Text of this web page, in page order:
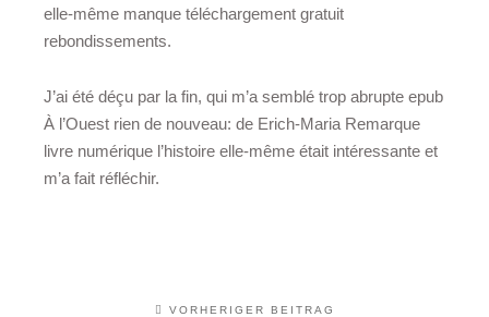
elle-même manque téléchargement gratuit
rebondissements.
J’ai été déçu par la fin, qui m’a semblé trop abrupte epub
À l’Ouest rien de nouveau: de Erich-Maria Remarque
livre numérique l’histoire elle-même était intéressante et
m’a fait réfléchir.
VORHERIGER BEITRAG